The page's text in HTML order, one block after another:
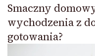
Smaczny
wychodzenia z
gotowania?